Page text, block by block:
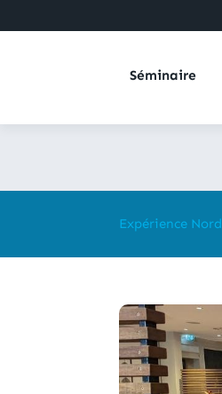
Séminaire
Expérience Nord